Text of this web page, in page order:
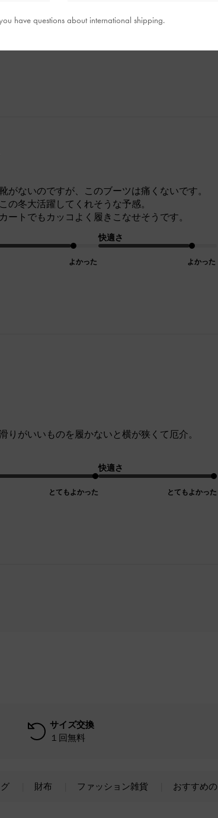
快適さ
ないのですが、このブーツは痛くないです。
の冬大活躍してくれそうな予感。
トでもカッコよく履きこなせそうです。
よかった
快適さ
よかった
がいいものを履かないと横が狭くて厄介。
とてもよかった
快適さ
とてもよかった
サイズ交換
１回無料
財布 ファッション雑貨 おすすめ
have questions about international shipping.